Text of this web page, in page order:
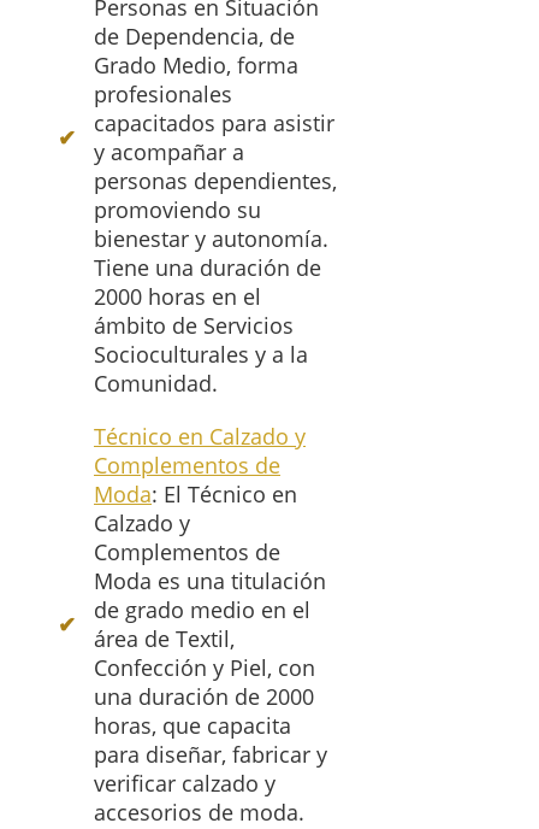
Personas en Situación
de Dependencia, de
Grado Medio, forma
profesionales
capacitados para asistir
y acompañar a
personas dependientes,
promoviendo su
bienestar y autonomía.
Tiene una duración de
2000 horas en el
ámbito de Servicios
Socioculturales y a la
Comunidad.
Técnico en Calzado y
Complementos de
Moda: El Técnico en
Calzado y
Complementos de
Moda es una titulación
de grado medio en el
área de Textil,
Confección y Piel, con
una duración de 2000
horas, que capacita
para diseñar, fabricar y
verificar calzado y
accesorios de moda.